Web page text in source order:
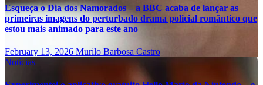
Esqueça o Dia dos Namorados – a BBC acaba de lançar as
primeiras imagens do perturbado drama policial romântico que
estou mais animado para este ano
February 13, 2026 Murilo Barbosa Castro
Notícias